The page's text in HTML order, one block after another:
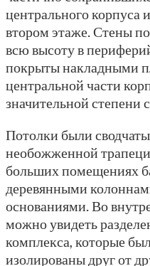
центрального корпуса
втором этаже. Стены
всю высоту в
покрыты накладными
центральной части
значительной степени
Потолки были
необожженной
больших помещениях
деревянными
основаниями. Во
можно увидеть
комплекса, которые
изолированы друг от